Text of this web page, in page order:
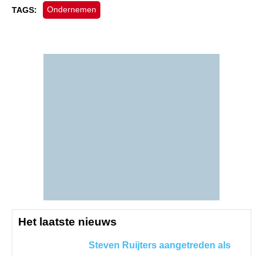
TAGS: Ondernemen
Het laatste nieuws
Steven Ruijters aangetreden als